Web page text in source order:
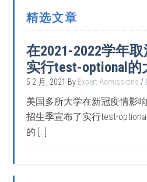
精选文章
在2021-2022学年
实行test-optional的
5 2 月, 2021 By Expert Admissions
美国多所大学在新冠疫情影
招生季宣布了实行test-
的 […]